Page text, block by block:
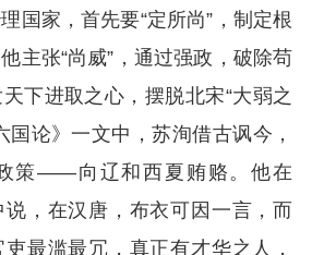
家，首先要“定所尚”，制定根
主张“尚威”，通过强政，破除苟
下进取之心，摆脱北宋“大弱之
国论》一文中，苏洵借古讽今，
策——向辽和西夏贿赂。他在
说，在汉唐，布衣可因一言，而
最滥最冗，真正有才华之人，